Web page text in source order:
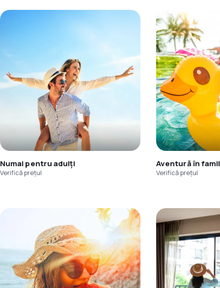
Numai pentru adulți
Verifică prețul
Aventură în
Verifică prețul